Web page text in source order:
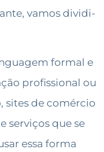
vamos dividi-
formal e
profissional ou
sites de comércio
serviços que se
essa forma